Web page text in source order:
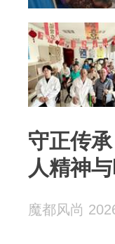
守正传
人精神
魔都风尚